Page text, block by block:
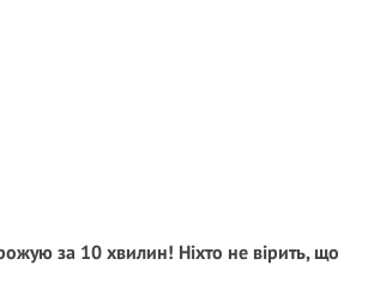
за 10 хвилин! Ніхто не вірить, що